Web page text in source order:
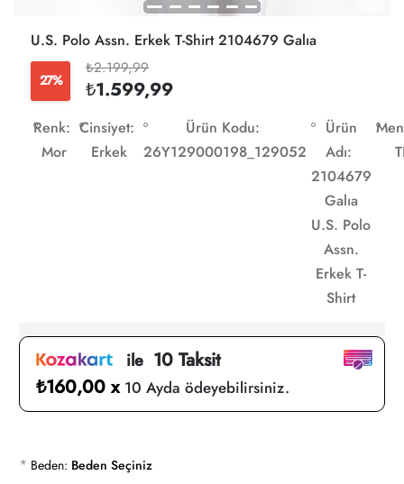
U.S. Polo Assn. Erkek T-Shirt 2104679 Galıa
27%
₺2.199,99
₺1.599,99
Renk:
Mor
Cinsiyet:
Erkek
Ürün Kodu:
26Y129000198_129052
Ürün
Adı:
2104679
Galıa
U.S. Polo
Assn.
Erkek T-
Shirt
ile10 Taksit
₺160,00 x 10 Ayda ödeyebilirsiniz.
* Beden: Beden Seçiniz